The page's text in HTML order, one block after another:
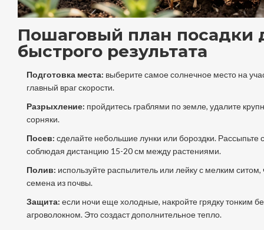
Пошаговый план посадки
быстрого результата
Подготовка места: выберите самое солнечное место на
главный враг скорости.
Разрыхление: пройдитесь граблями по земле, удалите
сорняки.
Посев: сделайте небольшие лунки или бороздки. Рассыпьте
соблюдая дистанцию 15-20 см между растениями.
Полив: используйте распылитель или лейку с мелким
семена из почвы.
Защита: если ночи еще холодные, накройте грядку тонким
агроволокном. Это создаст дополнительное тепло.